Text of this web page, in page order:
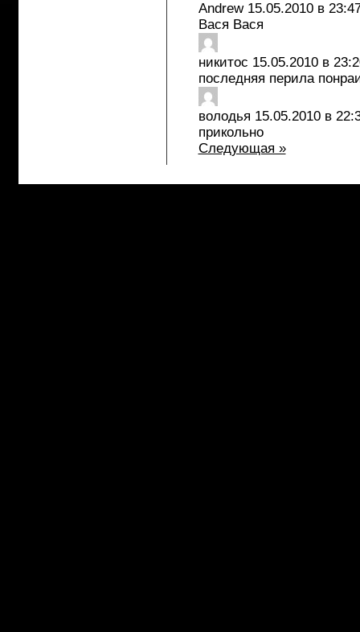
Andrew 15.05.2010 в
Вася Вася
никитос 15.05.2010 в
последняя перила
володья 15.05.2010 в
прикольно
Следующая »